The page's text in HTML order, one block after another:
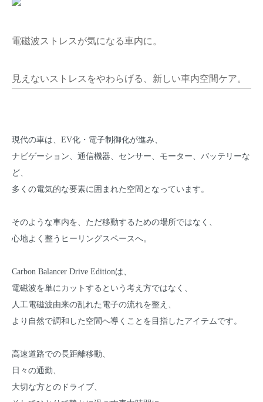
電磁波ストレスが気になる車内に。
見えないストレスをやわらげる、新しい車内空間ケア。
現代の車は、EV化・電子制御化が進み、
ナビゲーション、通信機器、センサー、モーター、バッテリーな
ど、
多くの電気的な要素に囲まれた空間となっています。
そのような車内を、ただ移動するための場所ではなく、
心地よく整うヒーリングスペースへ。
Carbon Balancer Drive Editionは、
電磁波を単にカットするという考え方ではなく、
人工電磁波由来の乱れた電子の流れを整え、
より自然で調和した空間へ導くことを目指したアイテムです。
高速道路での長距離移動、
日々の通勤、
大切な方とのドライブ、